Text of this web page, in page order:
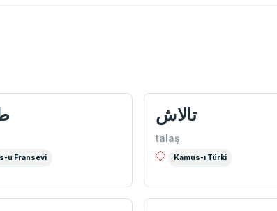
u Fransevi
تالاش
talaş
Kamus-ı Türki